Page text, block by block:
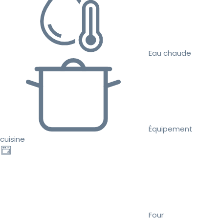
Eau chaude
Équipement
cuisine
Four